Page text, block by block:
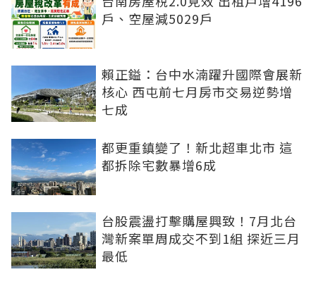
戶、空屋減5029戶
賴正鎰：台中水湳躍升國際會展新
核心 西屯前七月房市交易逆勢增
七成
都更重鎮變了！新北超車北市 這
都拆除宅數暴增6成
台股震盪打擊購屋興致！7月北台
灣新案單周成交不到1組 探近三月
最低